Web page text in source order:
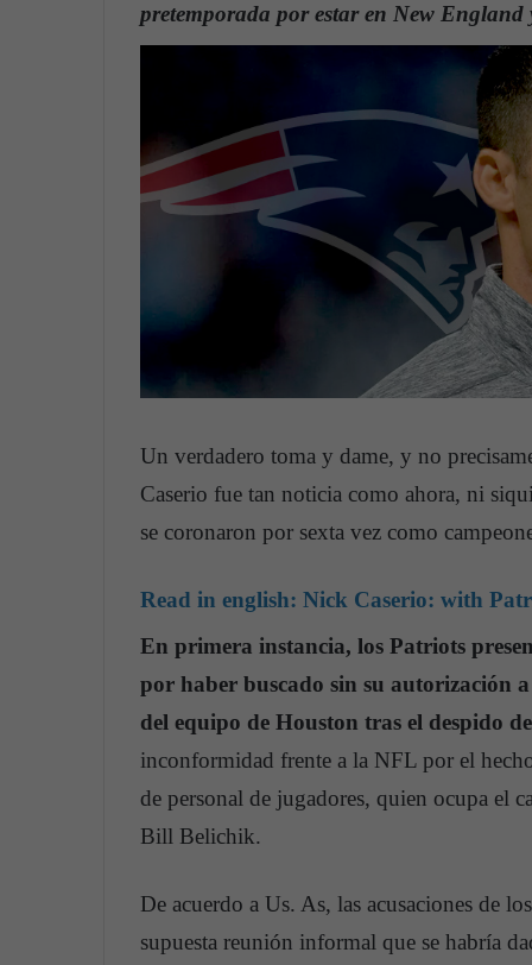
l
pretemporada por estar en New
Un verdadero toma y dame, y no
Caserio fue tan noticia como ahora, ni
se coronaron por sexta vez como
Read in english: Nick Caserio: with
En primera instancia, los Patriots
por haber buscado sin su autorización
del equipo de Houston tras el despido
inconformidad frente a la NFL por el
de personal de jugadores, quien ocupa el
Bill Belichik.
De acuerdo a Us. As, las acusaciones de
supuesta reunión informal que se habría